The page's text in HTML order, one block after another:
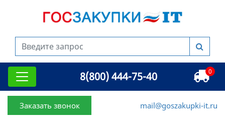
8(800) 444-75-40 0
Заказать звонок mail@goszakupki-it.ru